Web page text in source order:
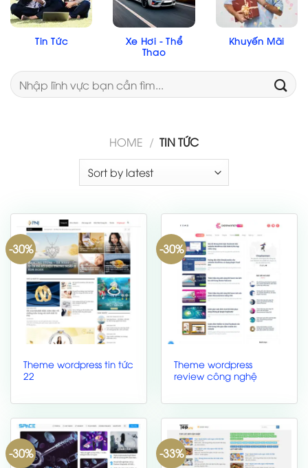
Tin Tức
Xe Hơi - Thể
Thao
Khuyến Mãi
Search
for:
HOME / TIN TỨC
-30%
Theme wordpress tin tức
22
-30%
Theme wordpress
review công nghệ
-30% -33%